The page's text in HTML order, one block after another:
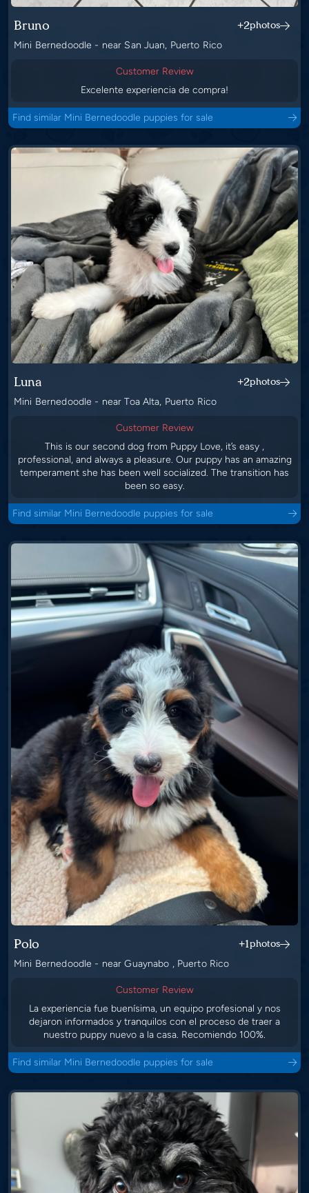
Bruno +2photos
Mini Bernedoodle - near San Juan, Puerto Rico
Customer Review
Excelente experiencia de compra!
Find similar Mini Bernedoodle puppies for sale
Luna +2photos
Mini Bernedoodle - near Toa Alta, Puerto Rico
Customer Review
This is our second dog from Puppy Love, it’s easy ,
professional, and always a pleasure. Our puppy has an amazing
temperament she has been well socialized. The transition has
been so easy.
Find similar Mini Bernedoodle puppies for sale
Polo +1photos
Mini Bernedoodle - near Guaynabo , Puerto Rico
Customer Review
La experiencia fue buenísima, un equipo profesional y nos
dejaron informados y tranquilos con el proceso de traer a
nuestro puppy nuevo a la casa. Recomiendo 100%.
Find similar Mini Bernedoodle puppies for sale